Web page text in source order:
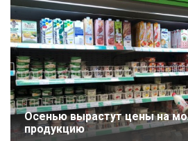
Осенью вырастут цены на
продукцию